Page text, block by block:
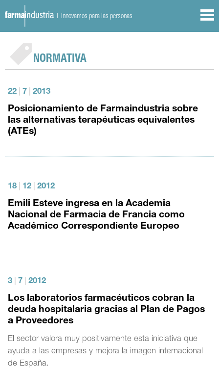
| Innovamos para las personas
NORMATIVA
22 7 2013
Posicionamiento de Farmaindustria sobre
las alternativas terapéuticas equivalentes
(ATEs)
18 12 2012
Emili Esteve ingresa en la Academia
Nacional de Farmacia de Francia como
Académico Correspondiente Europeo
3 7 2012
Los laboratorios farmacéuticos cobran la
deuda hospitalaria gracias al Plan de Pagos
a Proveedores
El sector valora muy positivamente esta iniciativa que
ayuda a las empresas y mejora la imagen internacional
de España.